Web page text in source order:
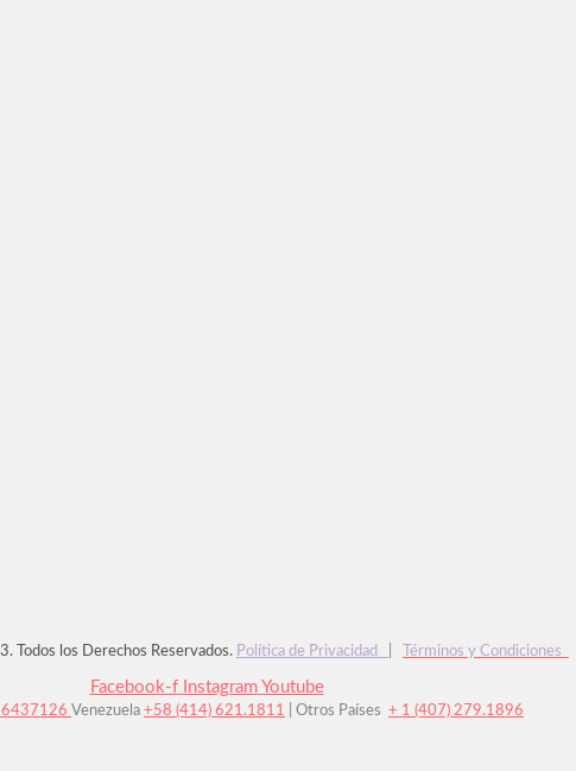
Venezuela +58 (414) 621.1811 | Otros Países + 1 (407) 279.1896
Todos los Derechos Reservados. Política de Privacidad Términos y Condiciones
Facebook-f Instagram Youtube